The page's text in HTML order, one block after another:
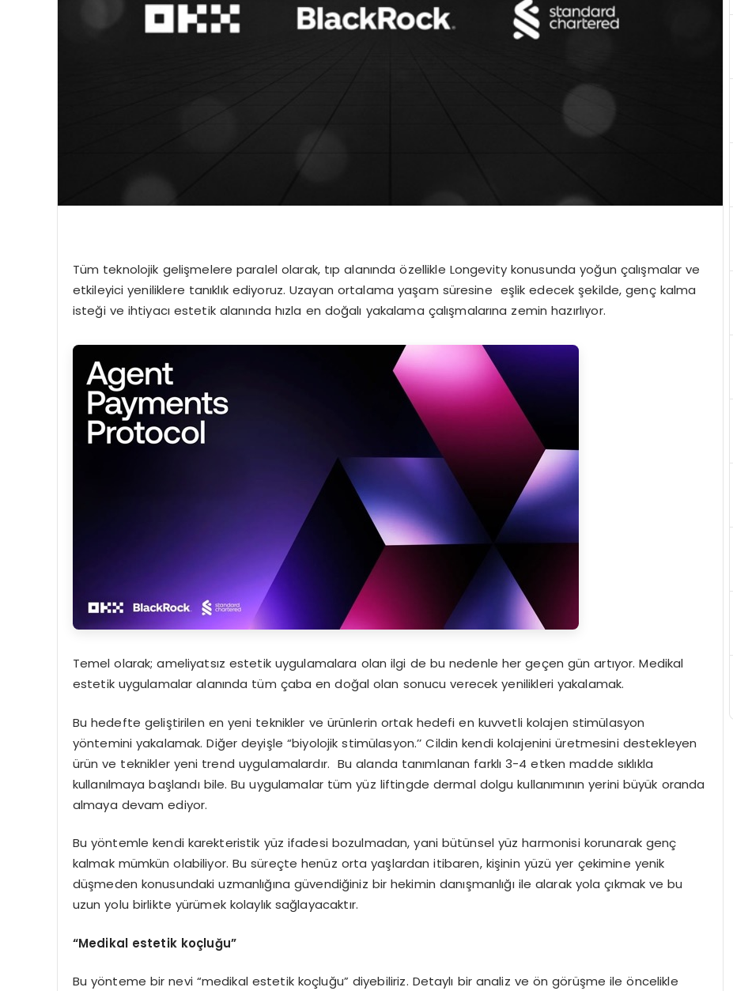
Tüm teknolojik gelişmelere paralel olarak, tıp alanında özellikle Longevity konusunda yoğun çalışmalar ve
etkileyici yeniliklere tanıklık ediyoruz. Uzayan ortalama yaşam süresine eşlik edecek şekilde, genç kalma
isteği ve ihtiyacı estetik alanında hızla en doğalı yakalama çalışmalarına zemin hazırlıyor.
Temel olarak; ameliyatsız estetik uygulamalara olan ilgi de bu nedenle her geçen gün artıyor. Medikal
estetik uygulamalar alanında tüm çaba en doğal olan sonucu verecek yenilikleri yakalamak.
Bu hedefte geliştirilen en yeni teknikler ve ürünlerin ortak hedefi en kuvvetli kolajen stimülasyon
yöntemini yakalamak. Diğer deyişle “biyolojik stimülasyon.’’ Cildin kendi kolajenini üretmesini destekleyen
ürün ve teknikler yeni trend uygulamalardır. Bu alanda tanımlanan farklı 3-4 etken madde sıklıkla
kullanılmaya başlandı bile. Bu uygulamalar tüm yüz liftingde dermal dolgu kullanımının yerini büyük oranda
almaya devam ediyor.
Bu yöntemle kendi karekteristik yüz ifadesi bozulmadan, yani bütünsel yüz harmonisi korunarak genç
kalmak mümkün olabiliyor. Bu süreçte henüz orta yaşlardan itibaren, kişinin yüzü yer çekimine yenik
düşmeden konusundaki uzmanlığına güvendiğiniz bir hekimin danışmanlığı ile alarak yola çıkmak ve bu
uzun yolu birlikte yürümek kolaylık sağlayacaktır.
“Medikal estetik koçluğu”
Bu yönteme bir nevi “medikal estetik koçluğu” diyebiliriz. Detaylı bir analiz ve ön görüşme ile öncelikle